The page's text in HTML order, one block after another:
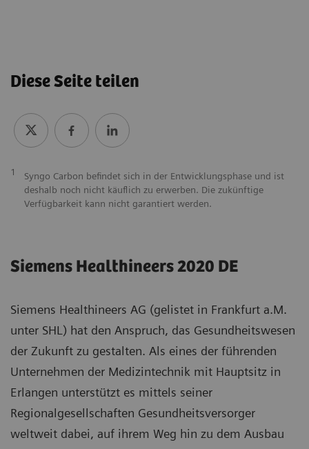
Diese Seite teilen
1
Syngo Carbon befindet sich in der Entwicklungsphase und ist
deshalb noch nicht käuflich zu erwerben. Die zukünftige
Verfügbarkeit kann nicht garantiert werden.
Siemens Healthineers 2020 DE
Siemens Healthineers AG (gelistet in Frankfurt a.M.
unter SHL) hat den Anspruch, das Gesundheitswesen
der Zukunft zu gestalten. Als eines der führenden
Unternehmen der Medizintechnik mit Hauptsitz in
Erlangen unterstützt es mittels seiner
Regionalgesellschaften Gesundheitsversorger
weltweit dabei, auf ihrem Weg hin zu dem Ausbau